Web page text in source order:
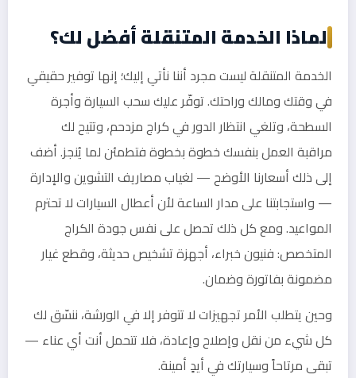
لماذا الخدمة المتنقلة أفضل لك؟
الخدمة المتنقلة ليست مجرد أننا نأتي إليك؛ إنها توفير حقيقي
في وقتك ومالك وراحتك. توفّر عليك سحب السيارة وأجرة
السطحة، وتلغي انتظار الدور في كراج مزدحم، وتتيح لك
مراقبة العمل بنفسك خطوة بخطوة فتطمئن لما يُنجز. أضف
إلى ذلك أسعارنا الأوضح — لغياب مصاريف التشوين والإدارة
— واستجابتنا على مدار الساعة لأن أعطال السيارات لا تحترم
المواعيد. ومع كل ذلك تحصل على نفس جودة الكراج
المتخصص: فنيون خبراء، أجهزة تشخيص حديثة، وقطع غيار
مضمونة بفاتورة وضمان.
وحين يتطلب الأمر تجهيزات لا تتوفر إلا في الورشة، ننسّق لك
كل شيء من نقل وإصلاح وإعادة، فلا تتحمل أنت أي عناء —
تبقى مرتاحاً وسيارتك في أيدٍ أمينة.